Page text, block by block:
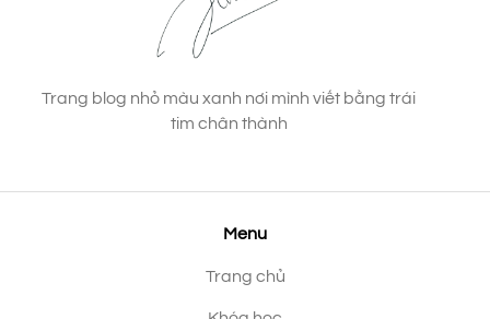
Trang blog nhỏ màu xanh nơi mình viết bằng trái
tim chân thành
Menu
Trang chủ